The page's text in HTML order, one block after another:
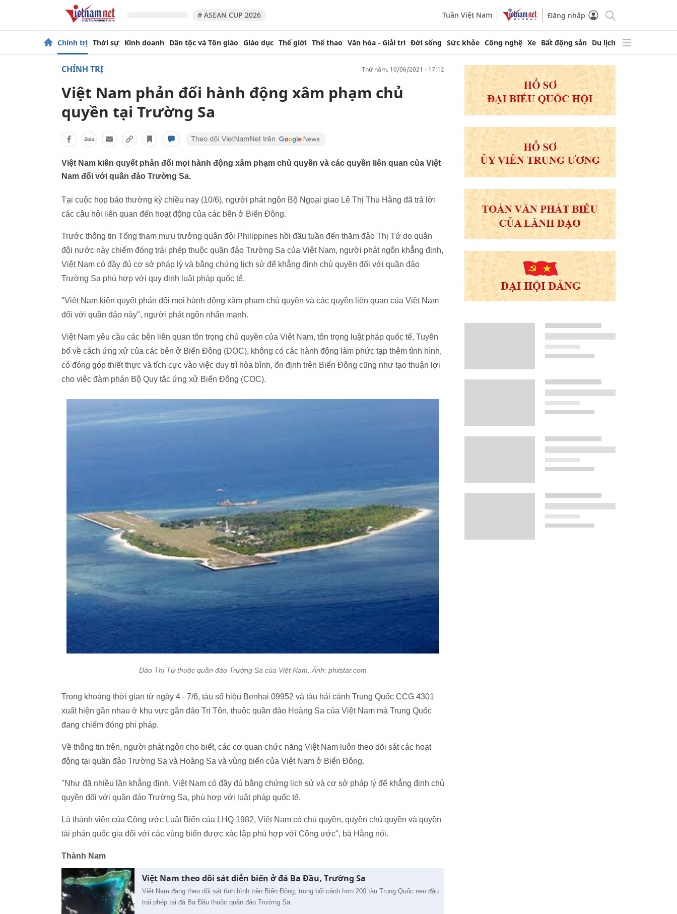
# ASEAN CUP 2026 Tuần Việt Nam Đăng nhập
Chính trị Thời sự Kinh doanh Dân tộc và Tôn giáo Giáo dục Thế giới Thể thao Văn hóa - Giải trí Đời sống Sức khỏe Công nghệ Xe Bất động sản Du lịch
CHÍNH TRỊ thứ năm, 10/06/2021 - 17:12
Việt Nam phản đối hành động xâm phạm chủ
quyền tại Trường Sa
Việt Nam kiên quyết phản đối mọi hành động xâm phạm chủ quyền và các quyền liên quan của Việt
Nam đối với quần đảo Trường Sa.
Tại cuộc họp báo thường kỳ chiều nay (10/6), người phát ngôn Bộ Ngoại giao Lê Thị Thu Hằng đã trả lời
các câu hỏi liên quan đến hoạt động của các bên ở Biển Đông.
Trước thông tin Tổng tham mưu trưởng quân đội Philippines hồi đầu tuần đến thăm đảo Thị Tứ do quân
đội nước này chiếm đóng trái phép thuộc quần đảo Trường Sa của Việt Nam, người phát ngôn khẳng định,
Việt Nam có đầy đủ cơ sở pháp lý và bằng chứng lịch sử để khẳng định chủ quyền đối với quần đảo
Trường Sa phù hợp với quy định luật pháp quốc tế.
"Việt Nam kiên quyết phản đối mọi hành động xâm phạm chủ quyền và các quyền liên quan của Việt Nam
đối với quần đảo này", người phát ngôn nhấn mạnh.
Việt Nam yêu cầu các bên liên quan tôn trọng chủ quyền của Việt Nam, tôn trọng luật pháp quốc tế, Tuyên
bố về cách ứng xử của các bên ở Biển Đông (DOC), không có các hành động làm phức tạp thêm tình hình,
có đóng góp thiết thực và tích cực vào việc duy trì hòa bình, ổn định trên Biển Đông cũng như tạo thuận lợi
cho việc đàm phán Bộ Quy tắc ứng xử Biển Đông (COC).
Đảo Thị Tứ thuộc quần đảo Trường Sa của Việt Nam. Ảnh: philstar.com
Trong khoảng thời gian từ ngày 4 - 7/6, tàu số hiệu Benhai 09952 và tàu hải cảnh Trung Quốc CCG 4301
xuất hiện gần nhau ở khu vực gần đảo Tri Tôn, thuộc quần đảo Hoàng Sa của Việt Nam mà Trung Quốc
đang chiếm đóng phi pháp.
Về thông tin trên, người phát ngôn cho biết, các cơ quan chức năng Việt Nam luôn theo dõi sát các hoạt
động tại quần đảo Trường Sa và Hoàng Sa và vùng biển của Việt Nam ở Biển Đông.
"Như đã nhiều lần khẳng định, Việt Nam có đầy đủ bằng chứng lịch sử và cơ sở pháp lý để khẳng định chủ
quyền đối với quần đảo Trường Sa, phù hợp với luật pháp quốc tế.
Là thành viên của Công ước Luật Biển của LHQ 1982, Việt Nam có chủ quyền, quyền chủ quyền và quyền
tài phán quốc gia đối với các vùng biển được xác lập phù hợp với Công ước", bà Hằng nói.
Thành Nam
Việt Nam theo dõi sát diễn biến ở đá Ba Đầu, Trường Sa
Việt Nam đang theo dõi sát tình hình trên Biển Đông, trong bối cảnh hơn 200 tàu Trung Quốc neo đậu
trái phép tại đá Ba Đầu thuộc quần đảo Trường Sa.